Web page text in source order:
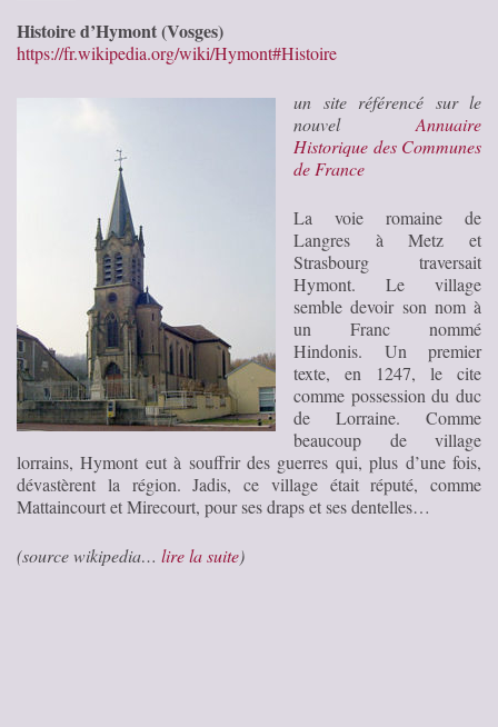
Histoire d’Hymont (Vosges)
https://fr.wikipedia.org/wiki/Hymont#Histoire
un site référencé sur le
nouvel Annuaire
Historique des Communes
de France
La voie romaine de
Langres à Metz et
Strasbourg traversait
Hymont. Le village
semble devoir son nom à
un Franc nommé
Hindonis. Un premier
texte, en 1247, le cite
comme possession du duc
de Lorraine. Comme
beaucoup de village
lorrains, Hymont eut à souffrir des guerres qui, plus d’une fois,
dévastèrent la région. Jadis, ce village était réputé, comme
Mattaincourt et Mirecourt, pour ses draps et ses dentelles…
(source wikipedia… lire la suite)